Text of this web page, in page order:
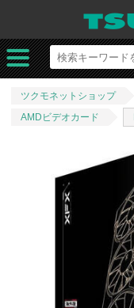
ツクモネットショップ
AMDビデオカード